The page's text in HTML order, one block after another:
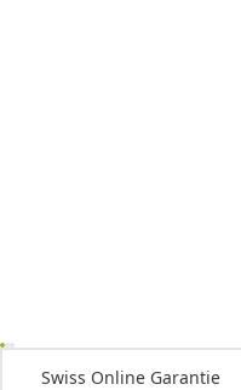
Swiss Online Garantie